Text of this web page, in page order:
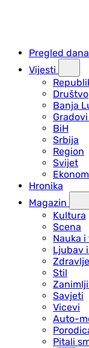
Pregled dana
Vijesti
Društvo
Banja
BiH
Srbija
Region
Svijet
Hronika
Magazin
Kultura
Scena
Nauka
Ljubav
Zdravlje
Stil
Savjeti
Vicevi
Auto-
Pitali